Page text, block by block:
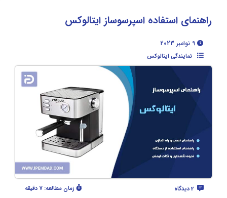
راهنمای استفاده اسپرسوساز ایتالوکس
نمایندگی ایتالوکس
زمان مطالعه: 7 دقیقه